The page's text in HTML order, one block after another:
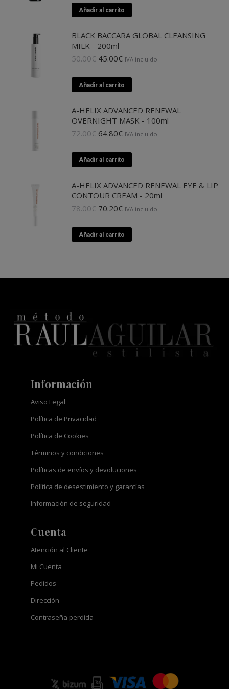
original
era:
actual
es:
Añadir al carrito
BLACK BACCARA GLOBAL CLEANSING
MILK - 200ml
50.00€ El
original
era:
45.00€El
actual
es:
IVA incluido.
Añadir al carrito
A-HELIX ADVANCED RENEWAL
OVERNIGHT MASK - 100ml
72.00€ El
original
era:
64.80€El
actual
es:
IVA incluido.
Añadir al carrito
A-HELIX ADVANCED RENEWAL EYE & LIP
CONTOUR CREAM - 20ml
78.00€ El
original
era:
70.20€El
actual
es:
IVA incluido.
Añadir al carrito
Información
Aviso Legal
Política de Privacidad
Política de Cookies
Términos y condiciones
Políticas de envíos y devoluciones
Política de desestimiento y garantías
Información de seguridad
Cuenta
Atención al Cliente
Mi Cuenta
Pedidos
Dirección
Contraseña perdida